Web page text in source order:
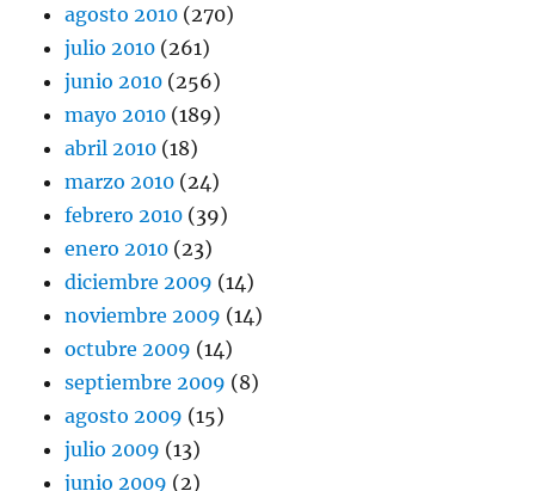
agosto 2010 (270)
julio 2010 (261)
junio 2010 (256)
mayo 2010 (189)
abril 2010 (18)
marzo 2010 (24)
febrero 2010 (39)
enero 2010 (23)
diciembre 2009 (14)
noviembre 2009 (14)
octubre 2009 (14)
septiembre 2009 (8)
agosto 2009 (15)
julio 2009 (13)
junio 2009 (2)